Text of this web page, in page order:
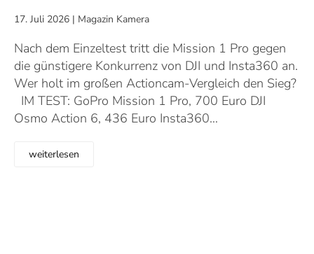
17. Juli 2026 | Magazin Kamera
Nach dem Einzeltest tritt die Mission 1 Pro gegen
die günstigere Konkurrenz von DJI und Insta360 an.
Wer holt im großen Actioncam-Vergleich den Sieg?
IM TEST: GoPro Mission 1 Pro, 700 Euro DJI
Osmo Action 6, 436 Euro Insta360…
weiterlesen